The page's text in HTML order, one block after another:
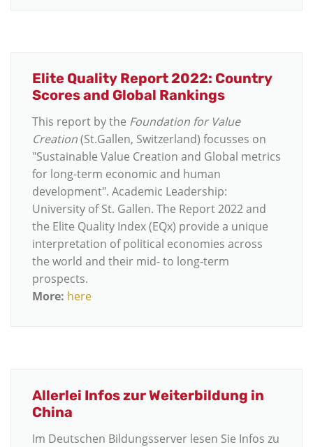
Elite Quality Report 2022: Country
Scores and Global Rankings
This report by the Foundation for Value
Creation(St.Gallen, Switzerland) focusses on
"Sustainable Value Creation and Global metrics
for long-term economic and human
development". Academic Leadership:
University of St. Gallen. The Report 2022 and
the Elite Quality Index (EQx) provide a unique
interpretation of political economies across
the world and their mid- to long-term
prospects.
More: here
Allerlei Infos zur Weiterbildung in
China
Im Deutschen Bildungsserver lesen Sie Infos zu